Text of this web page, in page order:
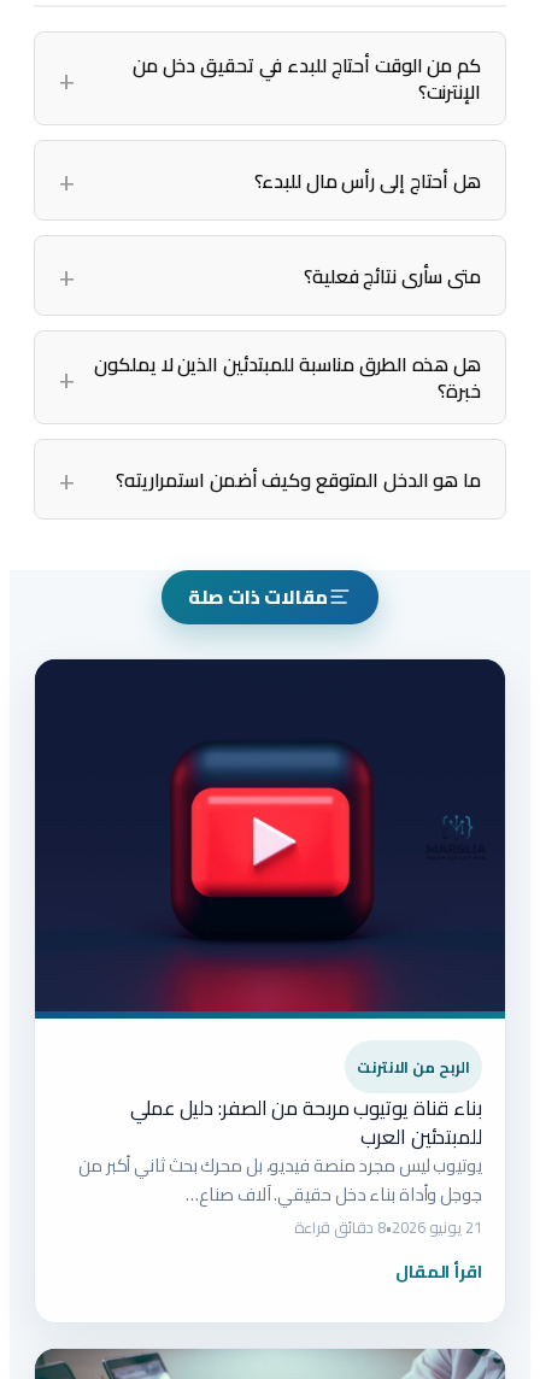
كم من الوقت أحتاج للبدء في تحقيق دخل من
الإنترنت؟
هل أحتاج إلى رأس مال للبدء؟
متى سأرى نتائج فعلية؟
هل هذه الطرق مناسبة للمبتدئين الذين لا يملكون
خبرة؟
ما هو الدخل المتوقع وكيف أضمن استمراريته؟
مقالات ذات صلة
الربح من الانترنت
بناء قناة يوتيوب مربحة من الصفر: دليل عملي
للمبتدئين العرب
يوتيوب ليس مجرد منصة فيديو، بل محرك بحث ثاني أكبر من
جوجل وأداة بناء دخل حقيقي. آلاف صناع…
21 يونيو 2026 •8 دقائق قراءة
اقرأ المقال